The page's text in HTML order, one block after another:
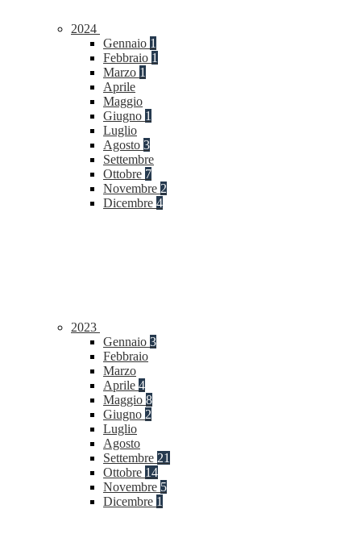
2024
Gennaio 1
Febbraio 1
Marzo 1
Aprile
Maggio
Giugno 1
Luglio
Agosto 3
Settembre
Ottobre 7
Novembre 2
Dicembre 4
2023
Gennaio 3
Febbraio
Marzo
Aprile 4
Maggio 8
Giugno 2
Luglio
Agosto
Settembre 21
Ottobre 14
Novembre 5
Dicembre 1